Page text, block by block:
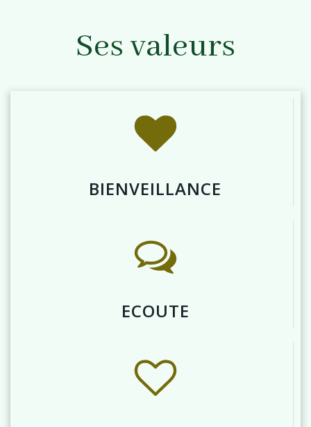
Ses valeurs
BIENVEILLANCE
ECOUTE